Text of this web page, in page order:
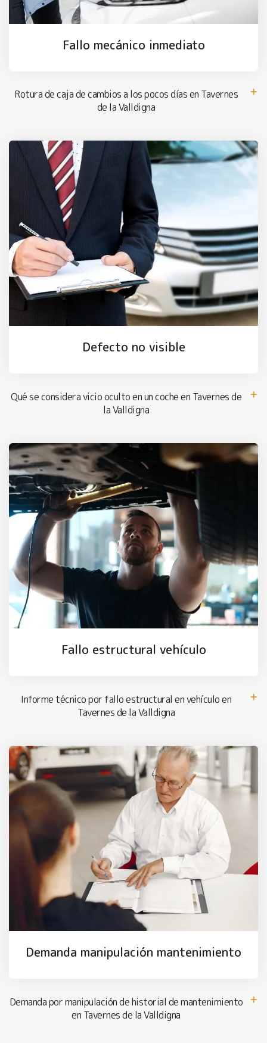
Fallo mecánico inmediato
Rotura de caja de cambios a los pocos días en Tavernes
de la Valldigna
Defecto no visible
Qué se considera vicio oculto en un coche en Tavernes de
la Valldigna
Fallo estructural vehículo
Informe técnico por fallo estructural en vehículo en
Tavernes de la Valldigna
Demanda manipulación mantenimiento
Demanda por manipulación de historial de mantenimiento
en Tavernes de la Valldigna